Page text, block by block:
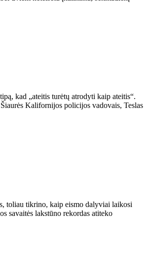
kad „ateitis turėtų atrodyti kaip ateitis“.
Kalifornijos policijos vadovais, Teslas
toliau tikrino, kaip eismo dalyviai laikosi
savaitės lakstūno rekordas atiteko